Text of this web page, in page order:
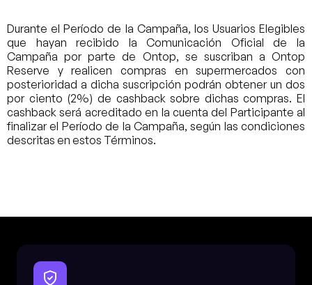
Durante el Período de la Campaña, los Usuarios Elegibles
que hayan recibido la Comunicación Oficial de la
Campaña por parte de Ontop, se suscriban a Ontop
Reserve y realicen compras en supermercados con
posterioridad a dicha suscripción podrán obtener un dos
por ciento (2%) de cashback sobre dichas compras. El
cashback será acreditado en la cuenta del Participante al
finalizar el Período de la Campaña, según las condiciones
descritas en estos Términos.